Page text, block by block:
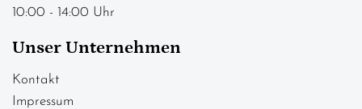
10:00 - 14:00 Uhr
Unser Unternehmen
Kontakt
Impressum